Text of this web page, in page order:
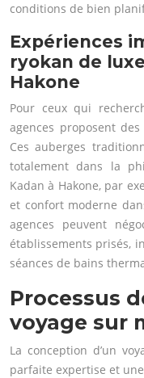
conditions de bien
Expériences
ryokan de
Hakone
Pour ceux qui
agences proposent
Ces auberges
totalement dans la
Kadan à Hakone, par
et confort moderne
agences peuvent
établissements prisés,
séances de bains
Processus
voyage sur
La conception d’un
parfaite expertise et